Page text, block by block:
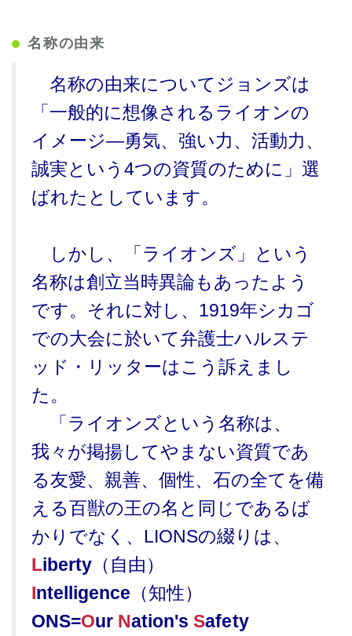
名称の由来
名称の由来についてジョンズは
「一般的に想像されるライオンの
イメージ―勇気、強い力、活動力、
誠実という4つの資質のために」選
ばれたとしています。
しかし、「ライオンズ」という
名称は創立当時異論もあったよう
です。それに対し、1919年シカゴ
での大会に於いて弁護士ハルステ
ッド・リッターはこう訴えまし
た。
「ライオンズという名称は、
我々が掲揚してやまない資質であ
る友愛、親善、個性、石の全てを備
える百獣の王の名と同じであるば
かりでなく、LIONSの綴りは、
Liberty （自由）
Intelligence （知性）
ONS=Our Nation'sSafety